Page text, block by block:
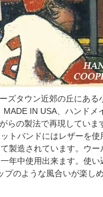
ズタウン近郊の丘にあ
IN USA、ハンド
らの製法で再現してい
トバンドにはレザーを
製造されています。ウ
年中使用出来ます。使
プのような風合いが楽し